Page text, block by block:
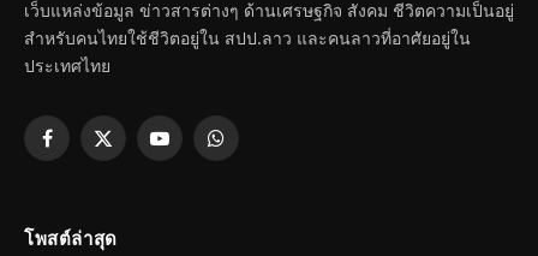
เว็บแหล่งข้อมูล ข่าวสารต่างๆ ด้านเศรษฐกิจ สังคม ชีวิตความเป็นอยู่
สำหรับคนไทยใช้ชีวิตอยู่ใน สปป.ลาว และคนลาวที่อาศัยอยู่ใน
ประเทศไทย
Facebook
X
YouTubeWhatsApp
โพสต์ล่าสุด